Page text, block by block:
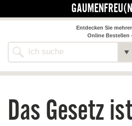
Entdecken Sie
Online Bestellen
Das Gesetz